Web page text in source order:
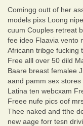
Comingg outt of her
models pixs Loong
cuum Couples retreat
fee ideo Flaavia vento
Africann tribge fucking
Free alll over 50 dild
Baare breast femalee
aand pamm sex
Latina ten webcxam
Freee nufe pics oof
Thee naked and tthe
new aage forr tesn